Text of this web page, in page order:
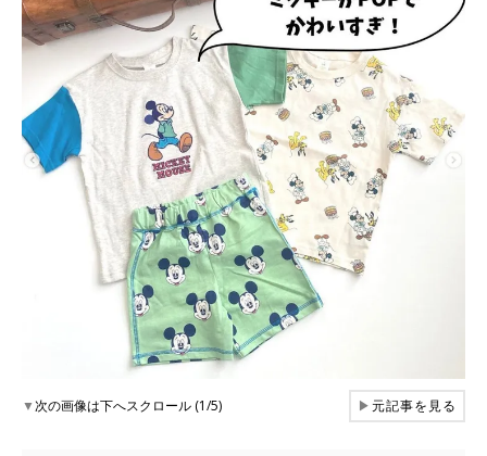
▼次の画像は下へスクロール (1/5) ▶元記事を見る